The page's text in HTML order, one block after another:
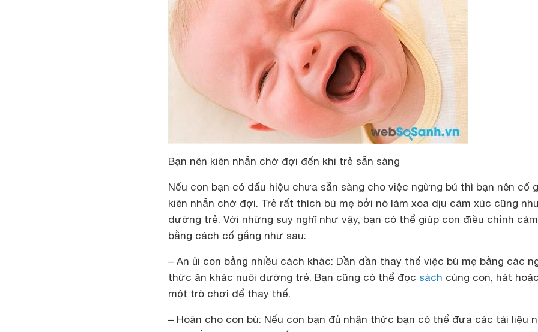
Bạn nên kiên nhẫn chờ đợi đến khi trẻ sẵn sàng
Nếu con bạn có dấu hiệu chưa sẵn sàng cho việc ngừng bú thì bạn nên cố
kiên nhẫn chờ đợi. Trẻ rất thích bú mẹ bởi nó làm xoa dịu cảm xúc cũng
dưỡng trẻ. Với những suy nghĩ như vậy, bạn có thể giúp con điều chỉnh
bằng cách cố gắng như sau:
– An ủi con bằng nhiều cách khác: Dần dần thay thế việc bú mẹ bằng các
thức ăn khác nuôi dưỡng trẻ. Bạn cũng có thể đọc sách cùng con, hát
một trò chơi để thay thế.
– Hoãn cho con bú: Nếu con bạn đủ nhận thức bạn có thể đưa các tài liệu